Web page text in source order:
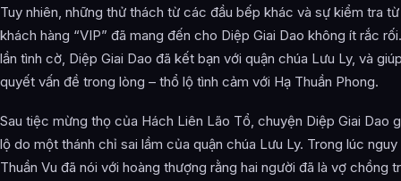
Tuy nhiên, những thử thách từ các đầu bếp khác và sự kiểm tra
khách hàng “VIP” đã mang đến cho Diệp Giai Dao không ít rắc
lần tình cờ, Diệp Giai Dao đã kết bạn với quận chúa Lưu Ly, và
quyết vấn đề trong lòng – thổ lộ tình cảm với Hạ Thuần Phong.
Sau tiệc mừng thọ của Hách Liên Lão Tổ, chuyện Diệp Giai Dao
lộ do một thánh chỉ sai lầm của quận chúa Lưu Ly. Trong lúc
Thuần Vu đã nói với hoàng thượng rằng hai người đã là vợ chồng